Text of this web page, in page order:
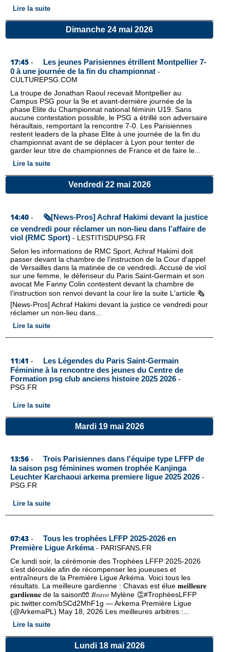
Lire la suite
Dimanche 24 mai 2026
17:45 -
Les jeunes Parisiennes étrillent Montpellier 7-
0 à une journée de la fin du championnat -
CULTUREPSG.COM
La troupe de Jonathan Raoul recevait Montpellier au
Campus PSG pour la 9e et avant-dernière journée de la
phase Elite du Championnat national féminin U19. Sans
aucune contestation possible, le PSG a étrillé son adversaire
héraultais, remportant la rencontre 7-0. Les Parisiennes
restent leaders de la phase Elite à une journée de la fin du
championnat avant de se déplacer à Lyon pour tenter de
garder leur titre de championnes de France et de faire le...
Lire la suite
Vendredi 22 mai 2026
14:40 -
🗞️[News-Pros] Achraf Hakimi devant la justice
ce vendredi pour réclamer un non-lieu dans l’affaire de
viol (RMC Sport) - LESTITISDUPSG.FR
Selon les informations de RMC Sport, Achraf Hakimi doit
passer devant la chambre de l'instruction de la Cour d'appel
de Versailles dans la matinée de ce vendredi. Accusé de viol
sur une femme, le défenseur du Paris Saint-Germain et son
avocat Me Fanny Colin contestent devant la chambre de
l’instruction son renvoi devant la cour lire la suite L'article 🗞️
[News-Pros] Achraf Hakimi devant la justice ce vendredi pour
réclamer un non-lieu dans...
Lire la suite
11:41 -
Les Légendes du Paris Saint-Germain
Féminine à la rencontre des jeunes du Centre de
Formation psg club anciens histoire 2025 2026 -
PSG.FR
Lire la suite
Mardi 19 mai 2026
13:56 -
Trois Parisiennes dans l'équipe type LFFP de
la saison psg féminines women trophée Kanjinga
Leuchter Karchaoui arkema premiere ligue 2025 2026 -
PSG.FR
Lire la suite
07:43 -
Tous les trophées LFFP 2025-2026 en
Première Ligue Arkéma- PARISFANS.FR
Ce lundi soir, la cérémonie des Trophées LFFP 2025-2026
s’est déroulée afin de récompenser les joueuses et
entraîneurs de la Première Ligue Arkéma. Voici tous les
résultats. La meilleure gardienne : Chavas est élue 𝐦𝐞𝐢𝐥𝐥𝐞𝐮𝐫𝐞
𝐠𝐚𝐫𝐝𝐢𝐞𝐧𝐧𝐞 de la saison🧤 𝐵𝑟𝑎𝑣𝑜 Mylène 👏#TrophéesLFFP
pic.twitter.com/bSCd2MhF1g — Arkema Première Ligue
(@ArkemaPL) May 18, 2026 Les meilleures arbitres :...
Lire la suite
Lundi 18 mai 2026